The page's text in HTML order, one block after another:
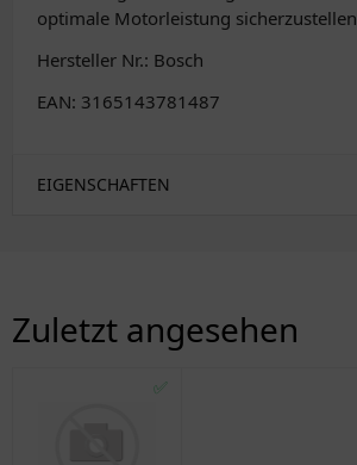
optimale Motorleistung
Hersteller Nr.: Bosch
EAN: 3165143781487
EIGENSCHAFTEN
Zuletzt angesehen
✅